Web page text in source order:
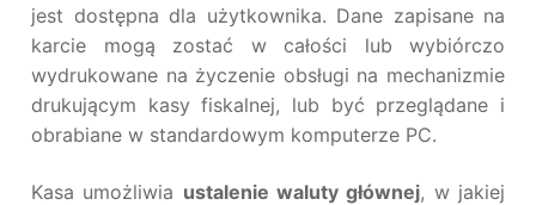
jest dostępna dla użytkownika. Dane zapisane na
karcie mogą zostać w całości lub wybiórczo
wydrukowane na życzenie obsługi na mechanizmie
drukującym kasy fiskalnej, lub być przeglądane i
obrabiane w standardowym komputerze PC.
Kasa umożliwia ustalenie waluty głównej, w jakiej